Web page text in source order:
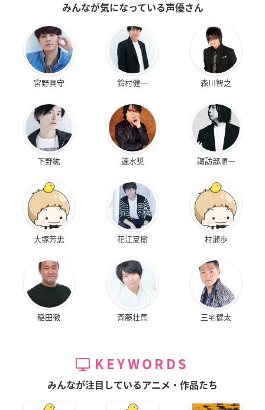
みんなが気になっている声優さん
宮野真守 鈴村健一 森川智之
下野紘 速水奨 諏訪部順一
大塚芳忠 花江夏樹 村瀬歩
稲田徹 斉藤壮馬 三宅健太
KEYWORDS
みんなが注目しているアニメ・作品たち